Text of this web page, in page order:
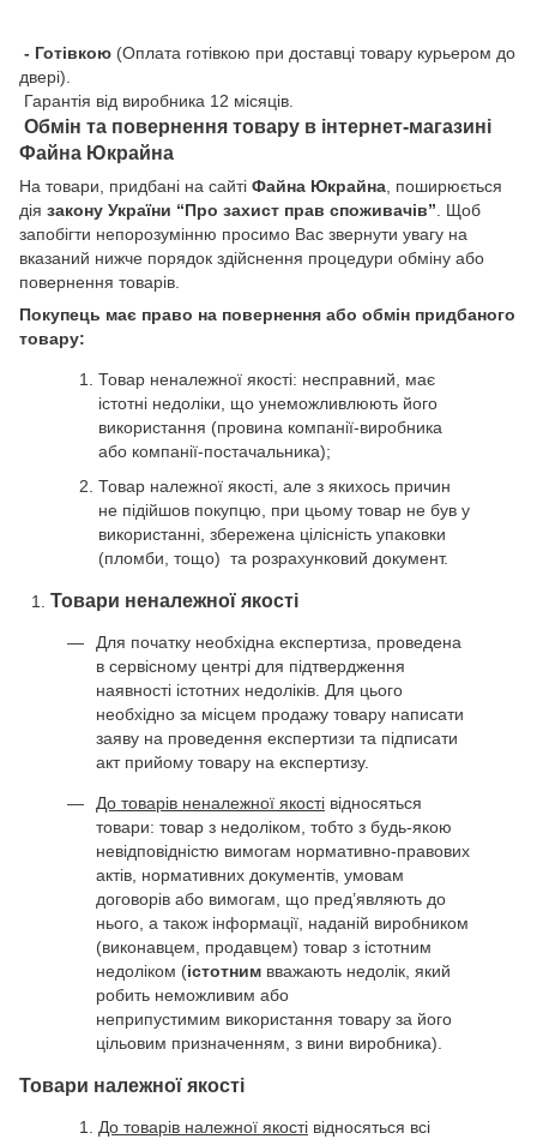
- Готівкою (Оплата готівкою при доставці товару курьером до
двері).
Гарантія від виробника 12 місяців.
Обмін та повернення товару в інтернет-магазині
Файна Юкрайна
На товари, придбані на сайті Файна Юкрайна, поширюється
дія закону України “Про захист прав споживачів”. Щоб
запобігти непорозумінню просимо Вас звернути увагу на
вказаний нижче порядок здійснення процедури обміну або
повернення товарів.
Покупець має право на повернення або обмін придбаного
товару:
Товар неналежної якості: несправний, має
істотні недоліки, що унеможливлюють його
використання (провина компанії-виробника
або компанії-постачальника);
Товар належної якості, але з якихось причин
не підійшов покупцю, при цьому товар не був у
використанні, збережена цілісність упаковки
(пломби, тощо) та розрахунковий документ.
Товари неналежної якості
Для початку необхідна експертиза, проведена
в сервісному центрі для підтвердження
наявності істотних недоліків. Для цього
необхідно за місцем продажу товару написати
заяву на проведення експертизи та підписати
акт прийому товару на експертизу.
До товарів неналежної якості відносяться
товари: товар з недоліком, тобто з будь-якою
невідповідністю вимогам нормативно-правових
актів, нормативних документів, умовам
договорів або вимогам, що пред’являють до
нього, а також інформації, наданій виробником
(виконавцем, продавцем) товар з істотним
недоліком (істотним вважають недолік, який
робить неможливим або
неприпустимим використання товару за його
цільовим призначенням, з вини виробника).
Товари належної якості
До товарів належної якості відносяться всі